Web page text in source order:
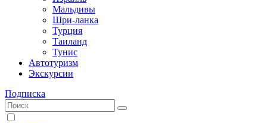
Мальдивы
Шри-ланка
Турция
Таиланд
Тунис
Автотуризм
Экскурсии
Подписка